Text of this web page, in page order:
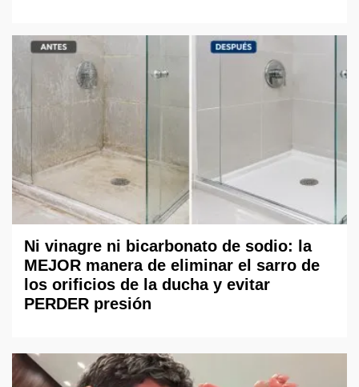
Ni vinagre ni bicarbonato de sodio: la
MEJOR manera de eliminar el sarro de
los orificios de la ducha y evitar
PERDER presión